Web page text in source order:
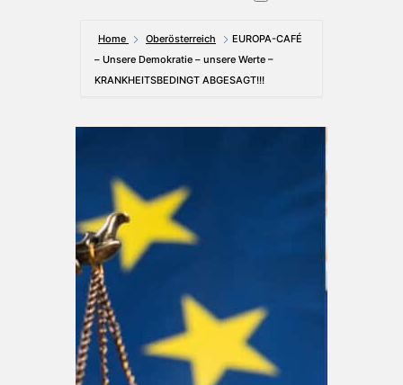
Home Oberösterreich
EUROPA-CAFÉ
– Unsere Demokratie – unsere Werte –
KRANKHEITSBEDINGT ABGESAGT!!!